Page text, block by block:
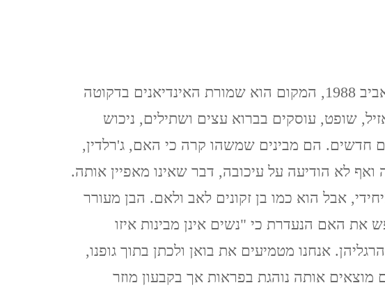
COUNTRY, WINTER-
SPRING, MARCH
נגב – עין עבדת ושדה בוקר –
פברואר 2021
הנאראטיב פותח ביום ראשון אחד של אביב 1988, המקום הוא שמורת האינדיאנים בדקוטה
שופט, עוסקים בברוא עצים ושתילים, ניכוש
חדשים. הם מבינים שמשהו קרה כי האם, ג'רלדין,
לא הודיעה על עיכובה, דבר שאינו מאפיין אותה.
אבל הוא כמו בן זקונים לאב ולאם. הבן מעורר
את האם הנעדרת כי "נשים אינן מבינות איזו
אנחנו מטמיעים את בואן ולכתן בתוך גופנו,
בתוך עצמותינו" (עמ' 9). הם מוצאים אותה נוהגת בפראות אך בקבעון מוזר